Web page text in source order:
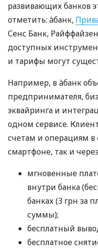
развивающих банков
отметить: àбанк,
Сенс Банк,
доступных
и тарифы могут
Например, в àбанк
предпринимателя,
эквайринга и
одном сервисе.
счетам и операциям в
смартфоне, так и
мгновенные
внутри банка
банках (3 грн за
суммы);
бесплатный
бесплатное